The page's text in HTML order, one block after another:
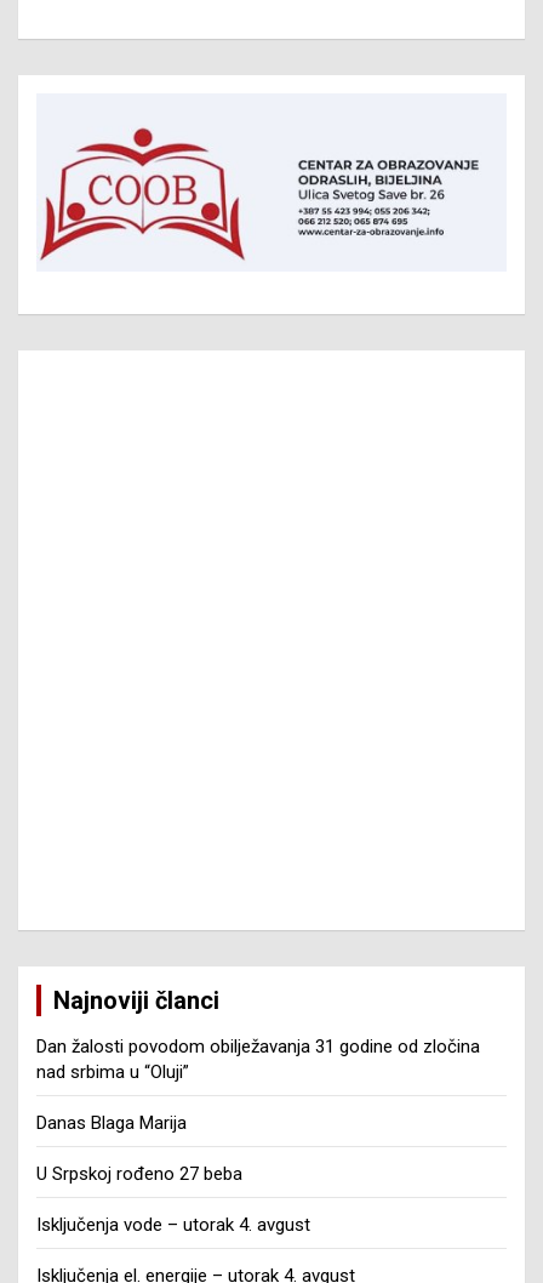
Najnoviji članci
Dan žalosti povodom obilježavanja 31 godine od zločina
nad srbima u “Oluji”
Danas Blaga Marija
U Srpskoj rođeno 27 beba
Isključenja vode – utorak 4. avgust
Isključenja el. energije – utorak 4. avgust